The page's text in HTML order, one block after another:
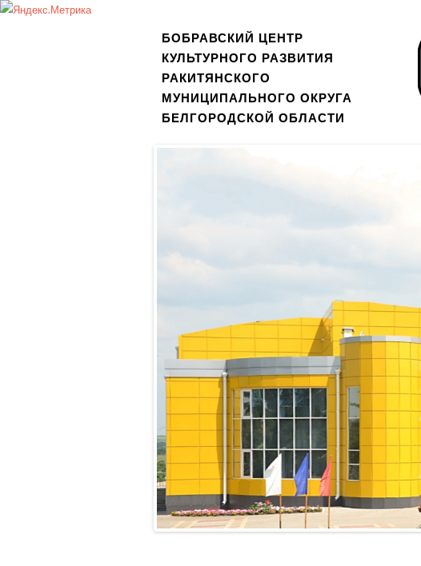
БОБРАВСКИЙ ЦЕНТР
КУЛЬТУРНОГО РАЗВИТИЯ
РАКИТЯНСКОГО
МУНИЦИПАЛЬНОГО ОКРУГА
БЕЛГОРОДСКОЙ ОБЛАСТИ